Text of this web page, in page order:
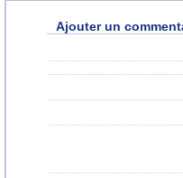
Ajouter un